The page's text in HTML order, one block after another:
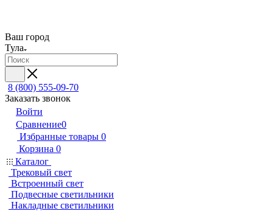
Ваш город
Тула
8 (800) 555-09-70
Заказать звонок
Войти
Сравнение0
Избранные товары 0
Корзина 0
Каталог
Трековый свет
Встроенный свет
Подвесные светильники
Накладные светильники